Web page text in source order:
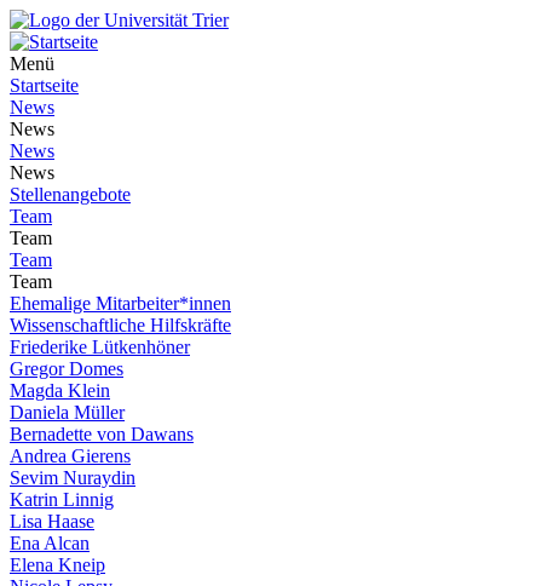
Menü
Startseite
News
News
News
News
Stellenangebote
Team
Team
Team
Team
Ehemalige Mitarbeiter*innen
Wissenschaftliche Hilfskräfte
Friederike Lütkenhöner
Gregor Domes
Magda Klein
Daniela Müller
Bernadette von Dawans
Andrea Gierens
Sevim Nuraydin
Katrin Linnig
Lisa Haase
Ena Alcan
Elena Kneip